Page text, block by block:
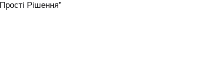
Рішення”